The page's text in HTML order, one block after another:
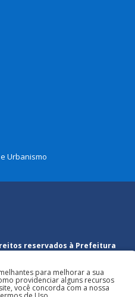
Urbanismo
reservados à Prefeitura
para melhorar a sua
providenciar alguns recursos
você concorda com a nossa